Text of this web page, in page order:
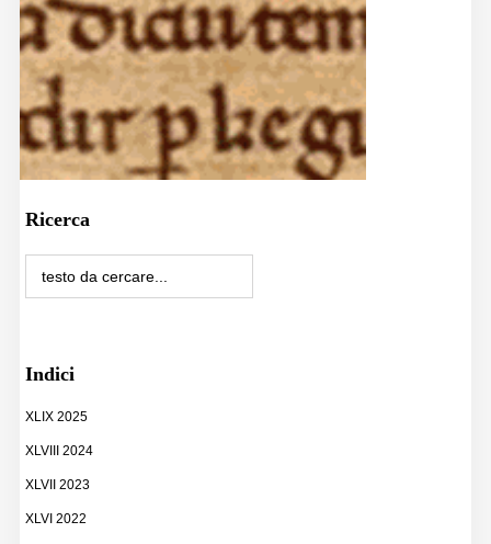
Ricerca
Indici
XLIX 2025
XLVIII 2024
XLVII 2023
XLVI 2022